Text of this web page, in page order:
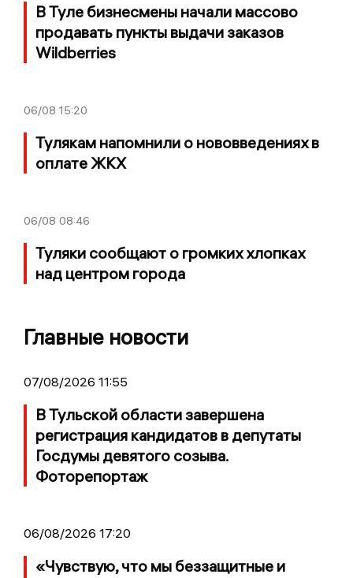
В Туле бизнесмены начали массово
продавать пункты выдачи заказов
Wildberries
06/08 15:20
Тулякам напомнили о нововведениях в
оплате ЖКХ
06/08 08:46
Туляки сообщают о громких хлопках
над центром города
Главные новости
07/08/2026 11:55
В Тульской области завершена
регистрация кандидатов в депутаты
Госдумы девятого созыва.
Фоторепортаж
06/08/2026 17:20
«Чувствую, что мы беззащитные и